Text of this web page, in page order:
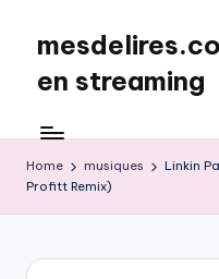
contenten streaming
:
film
et
video
en
Home musiques
Linkin
Profitt Remix)